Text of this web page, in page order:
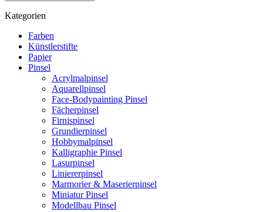
Kategorien
Farben
Künstlerstifte
Papier
Pinsel
Acrylmalpinsel
Aquarellpinsel
Face-Bodypainting Pinsel
Fächerpinsel
Firnispinsel
Grundierpinsel
Hobbymalpinsel
Kalligraphie Pinsel
Lasurpinsel
Liniererpinsel
Marmorier & Maserierpinsel
Miniatur Pinsel
Modellbau Pinsel